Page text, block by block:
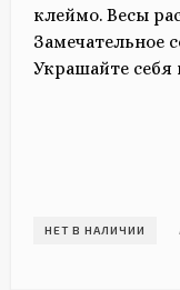
клеймо. Весы
Замечательное
Украшайте
НЕТ В НАЛИЧИИ